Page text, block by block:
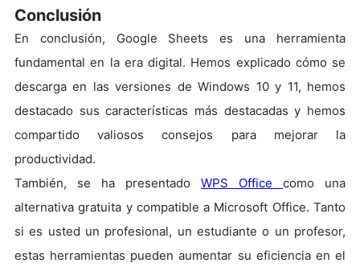
Conclusión
En conclusión, Google Sheets es una herramienta
fundamental en la era digital. Hemos explicado cómo se
descarga en las versiones de Windows 10 y 11, hemos
destacado sus características más destacadas y hemos
compartido valiosos consejos para mejorar la
productividad.
También, se ha presentado WPS Office como una
alternativa gratuita y compatible a Microsoft Office. Tanto
si es usted un profesional, un estudiante o un profesor,
estas herramientas pueden aumentar su eficiencia en el